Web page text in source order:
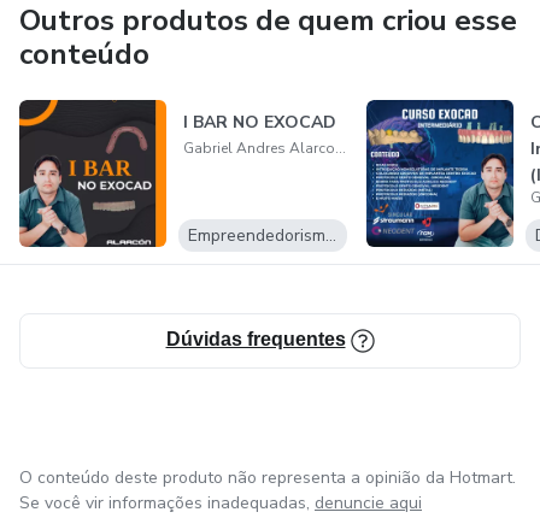
Outros produtos de quem criou esse
conteúdo
I BAR NO EXOCAD
Gabriel Andres Alarcon Garrido
Empreendedorismo Digital
Dúvidas frequentes
O conteúdo deste produto não representa a opinião da Hotmart.
Se você vir informações inadequadas, denuncie aqui